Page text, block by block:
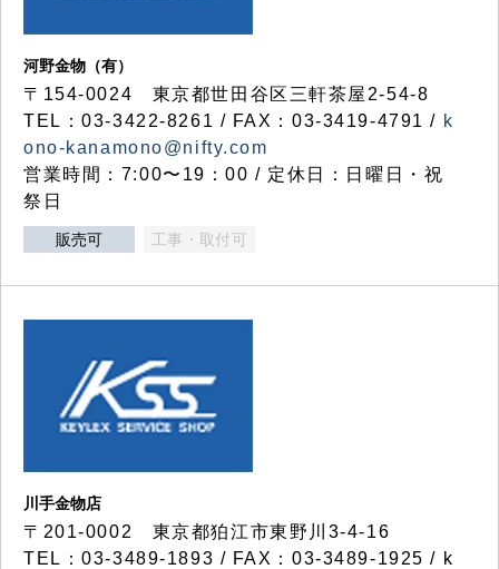
河野金物（有）
〒154-0024 東京都世田谷区三軒茶屋2-54-8
TEL：03-3422-8261 / FAX：03-3419-4791 / k
ono-kanamono@nifty.com
営業時間：7:00〜19：00 / 定休日：日曜日・祝
祭日
販売可 工事・取付可
川手金物店
〒201-0002 東京都狛江市東野川3-4-16
TEL：03-3489-1893 / FAX：03-3489-1925 / k